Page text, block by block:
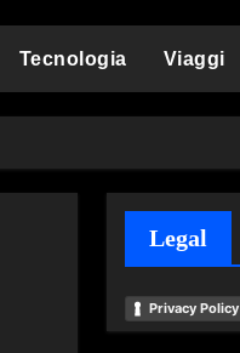
Tecnologia Viaggi
Legal
Privacy Policy